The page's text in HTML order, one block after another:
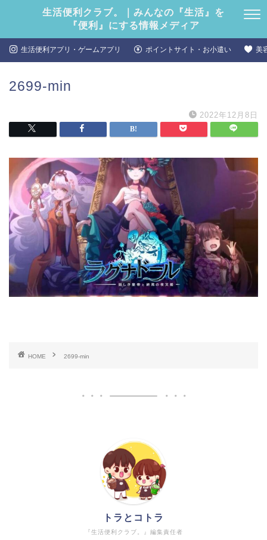
生活便利クラブ。｜みんなの『生活』を
『便利』にする情報メディア
生活便利アプリ・ゲームアプリ ポイントサイト・お小遣い 美
2699-min
2022年12月8日
HOME 2699-min
『生活便利クラブ。』編集責任者
トラとコトラ